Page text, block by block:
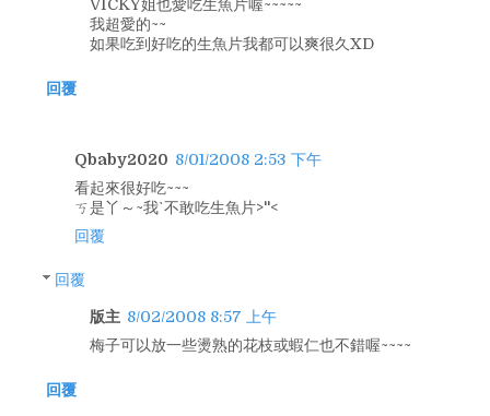
VICKY姐也愛吃生魚片喔~~~~~
我超愛的~~
如果吃到好吃的生魚片我都可以爽很久XD
回覆
Qbaby2020 8/01/2008 2:53 下午
看起來很好吃~~~
ㄎ是丫～~我ˋ不敢吃生魚片>''<
回覆
回覆
版主 8/02/2008 8:57 上午
梅子可以放一些燙熟的花枝或蝦仁也不錯喔~~~~
回覆